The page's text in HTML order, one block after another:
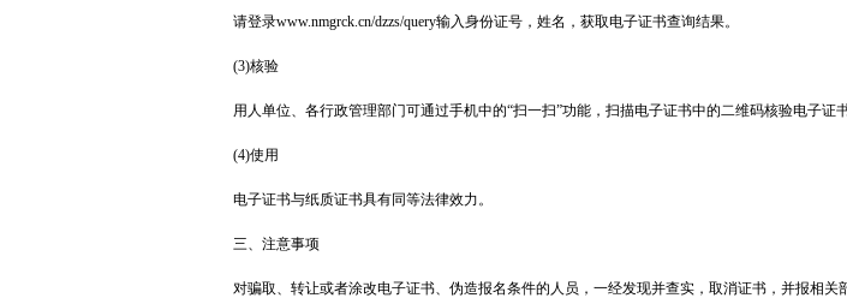
请登录www.nmgrck.cn/dzzs/query输入身份证号，姓名，获取电子证书查询结果。
(3)核验
用人单位、各行政管理部门可通过手机中的“扫一扫”功能，扫描电子证书中的二维码核验电子证
(4)使用
电子证书与纸质证书具有同等法律效力。
三、注意事项
对骗取、转让或者涂改电子证书、伪造报名条件的人员，一经发现并查实，取消证书，并报相关